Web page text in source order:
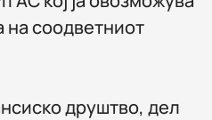
на соодветниот
друштво, дел